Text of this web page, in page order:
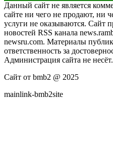
Данный сайт не является
сайте ни чего не продают, ни
услуги не оказываются. Сайт
новостей RSS канала
newsru.com. Материалы
ответственность за
Администрация сайта не несёт.
Сайт от bmb2 @ 2025
mainlink-bmb2site